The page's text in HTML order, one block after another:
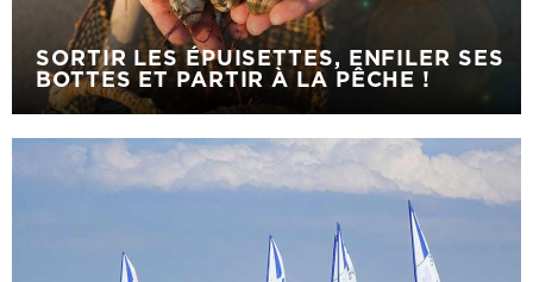
SORTIR LES ÉPUISETTES, ENFILER SES
BOTTES ET PARTIR À LA PÊCHE !